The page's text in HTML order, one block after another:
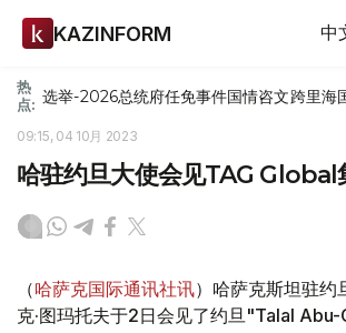
KAZINFORM 中
热
点: 选举-2026总统府任免事件国情咨文跨里海
09:15, 04 10月 2023
哈驻约旦大使会见TAG Global
（哈萨克国际通讯社讯）哈萨克斯坦驻约
克·图玛托夫于2日会见了约旦"Talal